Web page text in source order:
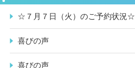
☆７月７日（火）のご予約状況☆
喜びの声
喜びの声